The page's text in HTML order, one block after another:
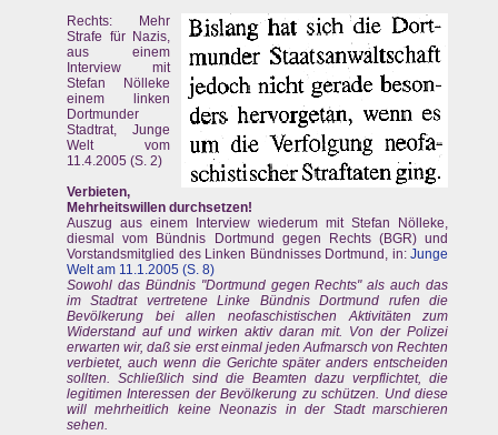
Rechts: Mehr
Strafe für Nazis,
aus einem
Interview mit
Stefan Nölleke
einem linken
Dortmunder
Stadtrat, Junge
Welt vom
11.4.2005 (S. 2)
Verbieten,
Mehrheitswillen durchsetzen!
Auszug aus einem Interview wiederum mit Stefan Nölleke,
diesmal vom Bündnis Dortmund gegen Rechts (BGR) und
Vorstandsmitglied des Linken Bündnisses Dortmund, in:Junge
Welt am 11.1.2005 (S. 8)
Sowohl das Bündnis "Dortmund gegen Rechts" als auch das
im Stadtrat vertretene Linke Bündnis Dortmund rufen die
Bevölkerung bei allen neofaschistischen Aktivitäten zum
Widerstand auf und wirken aktiv daran mit. Von der Polizei
erwarten wir, daß sie erst einmal jeden Aufmarsch von Rechten
verbietet, auch wenn die Gerichte später anders entscheiden
sollten. Schließlich sind die Beamten dazu verpflichtet, die
legitimen Interessen der Bevölkerung zu schützen. Und diese
will mehrheitlich keine Neonazis in der Stadt marschieren
sehen.